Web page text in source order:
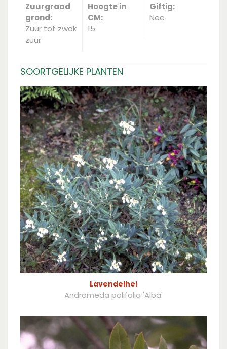
Zuurgraad
grond:
Zuur tot zwak
zuur
Hoogte in
CM:
15
Giftig:
Nee
SOORTGELIJKE PLANTEN
Lavendelhei
Andromeda polifolia 'Alba'